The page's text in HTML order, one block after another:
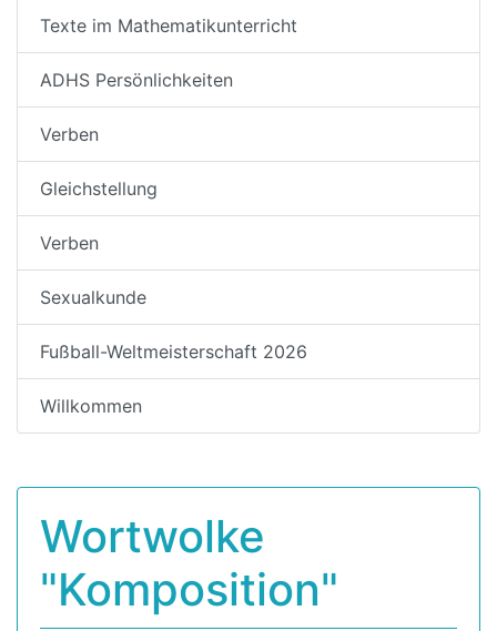
Texte im Mathematikunterricht
ADHS Persönlichkeiten
Verben
Gleichstellung
Verben
Sexualkunde
Fußball-Weltmeisterschaft 2026
Willkommen
Wortwolke
"Komposition"